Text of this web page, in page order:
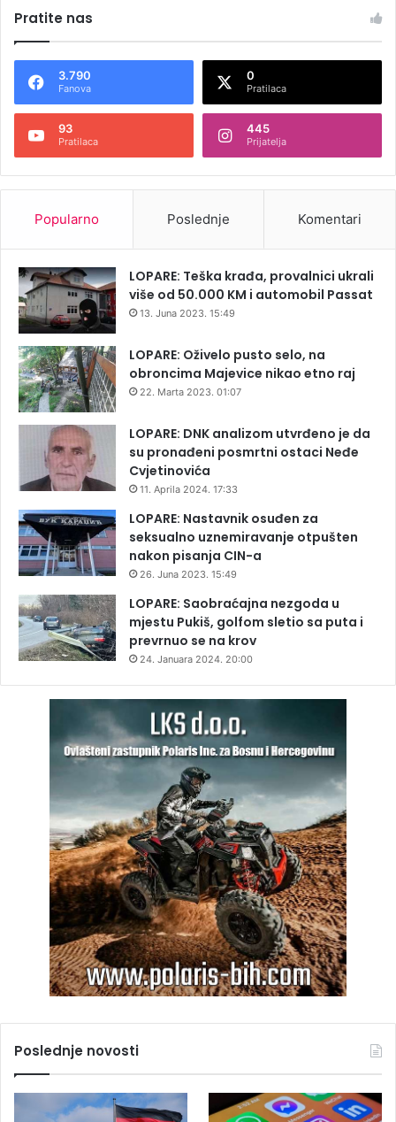
Pratite nas
3.790
Fanova
0
Pratilaca
93
Pratilaca
445
Prijatelja
Popularno Poslednje Komentari
LOPARE: Teška krađa, provalnici ukrali
više od 50.000 KM i automobil Passat
13. Juna 2023. 15:49
LOPARE: Oživelo pusto selo, na
obroncima Majevice nikao etno raj
22. Marta 2023. 01:07
LOPARE: DNK analizom utvrđeno je da
su pronađeni posmrtni ostaci Neđe
Cvjetinovića
11. Aprila 2024. 17:33
LOPARE: Nastavnik osuđen za
seksualno uznemiravanje otpušten
nakon pisanja CIN-a
26. Juna 2023. 15:49
LOPARE: Saobraćajna nezgoda u
mjestu Pukiš, golfom sletio sa puta i
prevrnuo se na krov
24. Januara 2024. 20:00
Poslednje novosti